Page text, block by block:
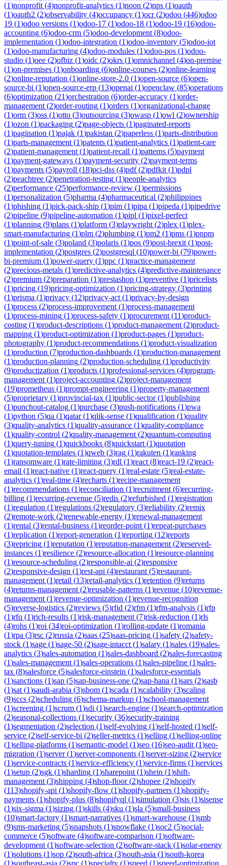
(1)nonprofit (4)nonprofit-analytics (1)noon (2)nps (1)oauth
(1)oauth2 (2)observability (4)occupancy (1)ocr(2)odoo (446)odoo
19 (1)odoo versions (1)odoo-17 (1)odoo-18 (1)odoo-19 (16)odoo-
accounting (6)odoo-crm (5)odoo-development (8)odoo-
implementation (1)odoo-integration (1)odoo-inventory (5)odoo-iot
(1)odoo-manufacturing (4)odoo-modules (1)odoo-pos (1)odoo-
studio (1)oee (2)ofbiz (1)oidc (2)okrs (1)omnichannel (4)on-premise
(1)on-premises (1)onboarding (6)online-courses (2)online-learning
(2)online-reputation (1)online-store-2.0 (1)open-source (6)open-
source-bi (1)open-source-erp (13)openai (1)openclaw (85)operations
(6)optimization (21)orchestration (6)order-accuracy (1)order-
management (2)order-routing (1)orders (1)organizational-change
(1)orm (3)oss (1)otto (3)outsourcing (3)owasp (1)owl (2)ownership
(1)ozon (1)packaging (2)page-objects (1)paginated-reports
(1)pagination (1)pajak (1)pakistan (2)paperless (1)parts-distribution
(1)parts-management (1)patents (1)patient-analytics (1)patient-care
(2)patient-management (1)patient-recall (1)patterns (5)payment
(1)payment-gateways (1)payment-security (2)payment-terms
(1)payments (5)payroll (18)pci-dss (4)pdf(2)pdfkit (1)pdpl
(2)peachtree (2)penetration-testing (1)people-analytics
(2)performance (25)performance-review (1)permissions
(1)personalization (5)pharma (4)pharmaceutical (2)philippines
(1)phishing (1)pick-pack-ship (1)pim (1)pipa (1)pipeda (1)pipedrive
(2)pipeline (9)pipeline-automation (1)pipl (1)pixel-perfect
(1)planning (9)plans (1)platform (3)playwright (2)plex (1)plex-
smart-manufacturing (1)plm (2)plumbing (1)pm2 (1)pms (1)pnpm
(1)point-of-sale (3)poland (3)polaris (1)pos (9)post-brexit (1)post-
implementation (2)postgres (2)postgresql (10)power-bi (79)power-
bi-premium (1)power-query (1)ppc (1)practice-management
(2)precious-metals (1)predictive-analytics (4)predictive-maintenance
(2)premium (2)preparation (1)prestashop (1)preventive (1)pricelists
(1)pricing (19)pricing-optimization (1)pricing-strategy (3)printing
(1)prisma (1)privacy (12)privacy-act (1)privacy-by-design
(1)process (2)process-improvement (1)process-management
(1)process-mining (1)process-safety (1)procurement (11)product-
costing (1)product-descriptions (1)product-management (2)product-
mapping (1)product-optimization (1)product-pages (1)product-
photography (1)product-recommendations (1)product-visualization
(1)production (7)production-dashboards (1)production-management
(1)production-planning (2)production-scheduling (1)productivity
(9)productization (1)products (1)professional-services (4)program-
management (1)project-accounting (2)project-management
(19)prometheus (1)prompt-engineering (1)property-management
(5)proprietary (1)provincial-tax (1)public-sector(1)publishing
(1)punchout-catalog (1)purchase (3)push-notifications (1)pwa
(1)python (5)qa (1)qatar(1)qlik-sense (1)qualification (1)quality
(3)quality-analytics (1)quality-assurance (1)quality-compliance
(1)quality-control (2)quality-management (2)quantum-computing
(1)query-tuning (1)quickbooks (8)quickstart (1)quotation
(1)quotation-templates (1)qweb (3)rag (1)rakuten (1)ranking
(1)ransomware (1)rate-limiting (3)rdl (1)react (8)react-19 (2)react-
email (1)react-native (1)react-query (1)real-estate (5)real-estate-
analytics (1)real-time (4)recharts (1)recipe-management
(1)recommendations (1)reconciliation (1)recruitment (6)recurring-
billing (1)recurring-revenue (5)redis (2)refurbished (1)registration
(1)regulation (1)regulations (2)regulatory (3)reliability (2)remix
(2)remote-work (2)renewable-energy (1)renewal-management
(1)rental (3)rental-business (1)reorder-point (1)repeat-purchases
(1)replication (1)report-generation (1)reporting (12)reports
(3)repricing (1)reputation (1)reputation-management (2)reserved-
instances (1)resilience (2)resource-allocation (1)resource-planning
(1)resource-scheduling (2)responsible-ai (2)responsive
(2)responsive-design (1)rest-api (4)restaurant (5)restaurant-
management (1)retail (13)retail-analytics (1)retention (9)returns
(4)returns-management (2)reusable-patterns (1)revenue (10)revenue-
management (1)revenue-optimization (1)revenue-recognition
(5)reverse-logistics (2)reviews (5)rfid (2)rfm (1)rfm-analysis (1)rfp
(1)rfq (1)rich-results (1)risk-management (7)risk-reduction (1)rls
(4)rohs (1)roi (34)roi-optimization (1)rolling-update (1)romania
(1)rpa (3)rsc (2)russia (2)saas (25)saas-pricing (1)safety (2)safety-
stock (1)sage (1)sage-50 (2)sage-intacct (1)salary (1)sales (19)sales-
analytics (3)sales-automation (1)sales-dashboard (2)sales-forecasting
(1)sales-management (1)sales-operations (1)sales-pipeline (1)sales-
tax (8)salesforce (5)salesforce-einstein (1)salesforce-essentials
(1)sanctions (1)sap (5)sap-business-one (2)sap-hana (1)sars (2)sasb
(1)sat (1)saudi-arabia (3)sbom (1)scada (1)scalability (3)scaling
(9)sccs (2)scheduling (6)schema-markup (1)school-management
(1)screening (1)scrum (1)sdi (1)search-engine (1)search-optimization
(2)seasonal-collections (1)security (36)security-training
(1)segmentation (2)selection (1)self-evolving (1)self-hosted (1)self-
service (2)self-service-bi (2)seller-metrics (1)selling (1)selling-online
(1)selling-platforms (1)semantic-model (1)seo (16)seo-audit (1)seo-
migration (1)server(1)server-components (1)server-sizing (2)service
(1)service-contracts (1)service-efficiency (1)service-firms (1)services
(1)setup (2)sgk (1)sharding (1)sharepoint (1)shein (1)shift-
management (3)shipping (4)shop-floor(2)shopee (2)shopify
(113)shopify-api (1)shopify-flow (1)shopify-partners (1)shopify-
payments (1)shopify-plus (8)shopifyql (1)simulation (3)sis (1)sisense
(1)six-sigma (1)sizing (1)skills (4)sku (1)sla (5)small-business
(10)smart-factory (1)smart-narratives (1)smart-warehouse (1)smb
(9)sms-marketing (5)snapshots (1)snowflake (1)soc2 (5)social-
commerce (5)software (4)software-comparison (1)software-
development (1)software-selection (2)software-stack (1)solar-energy
(1)solutions (1)sop (2)south-africa (3)south-asia (1)south-korea
(1)southeast-asia (2)spc (1)specialty (1)speed (1)speed-optimization